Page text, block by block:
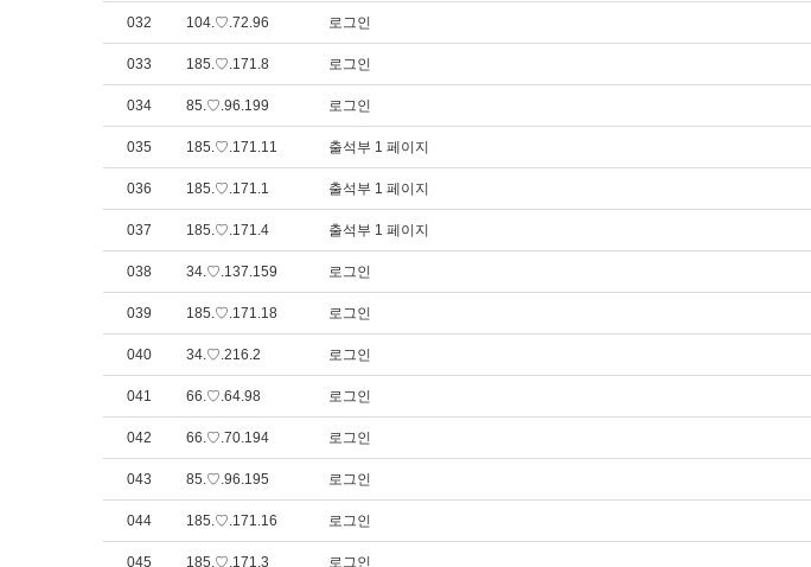
032 104.♡.72.96 로그인
033 185.♡.171.8 로그인
034 85.♡.96.199 로그인
035 185.♡.171.11 출석부 1 페이지
036 185.♡.171.1 출석부 1 페이지
037 185.♡.171.4 출석부 1 페이지
038 34.♡.137.159 로그인
039 185.♡.171.18 로그인
040 34.♡.216.2 로그인
041 66.♡.64.98 로그인
042 66.♡.70.194 로그인
043 85.♡.96.195 로그인
044 185.♡.171.16 로그인
045 185.♡.171.3 로그인